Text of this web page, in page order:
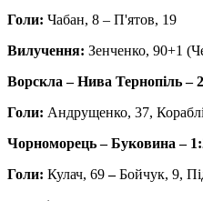
Голи: Чабан, 8 – П'ятов, 19
Вилучення: Зенченко, 90+1
Ворскла – Нива Тернопіль –
Голи: Андрущенко, 37,
Чорноморець – Буковина –
Голи: Кулач, 69–Бойчук, 9,